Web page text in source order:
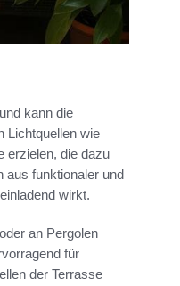
kann die
Lichtquellen wie
erzielen, die dazu
aus funktionaler und
wirkt.
an Pergolen
für
der Terrasse